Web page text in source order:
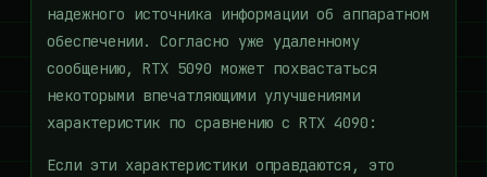
надежного источника информации об аппаратном
обеспечении. Согласно уже удаленному
сообщению, RTX 5090 может похвастаться
некоторыми впечатляющими улучшениями
характеристик по сравнению с RTX 4090:
Если эти характеристики оправдаются, это